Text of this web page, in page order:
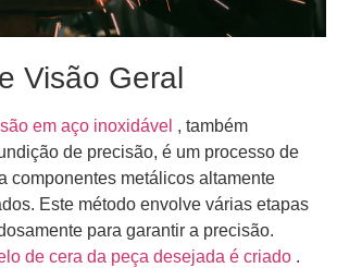
Visão Geral
em aço inoxidável , também
de precisão, é um processo de
componentes metálicos altamente
Este método envolve várias etapas
para garantir a precisão.
de cera da peça desejada é criado .